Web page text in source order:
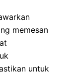
memesan
untuk